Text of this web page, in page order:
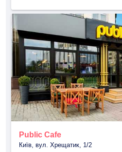
Public Cafe
Київ, вул. Хрещатик, 1/2